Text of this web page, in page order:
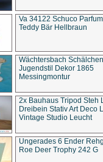
Va 34122 Schuco
Teddy Bär Hellbraun
Wächtersbach Schälchen
Jugendstil Dekor 1865
Messingmontur
2x Bauhaus Tripod Steh
Dreibein Stativ Art Deco
Vintage Studio Leucht
Ungerades 6 Ender
Roe Deer Trophy 242 G